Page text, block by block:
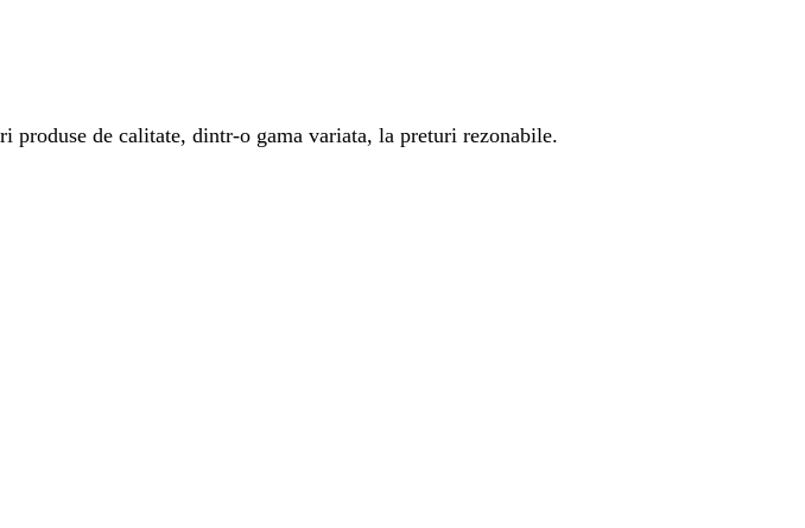
produse de calitate, dintr-o gama variata, la preturi rezonabile.